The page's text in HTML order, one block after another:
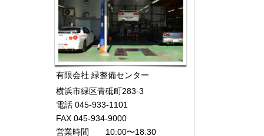
有限会社 緑整備センター
横浜市緑区青砥町283-3
電話 045-933-1101
FAX 045-934-9000
営業時間 10:00〜18:30